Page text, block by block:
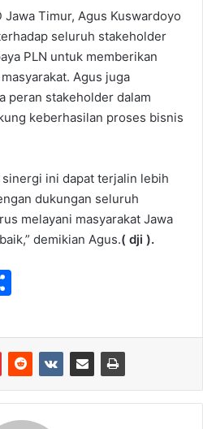
Jawa Timur, Agus Kuswardoyo
seluruh stakeholder
PLN untuk memberikan
Agus juga
peran stakeholder dalam
keberhasilan proses bisnis
sinergi ini dapat terjalin lebih
dukungan seluruh
melayani masyarakat Jawa
demikian Agus.( dji ).
ar
e